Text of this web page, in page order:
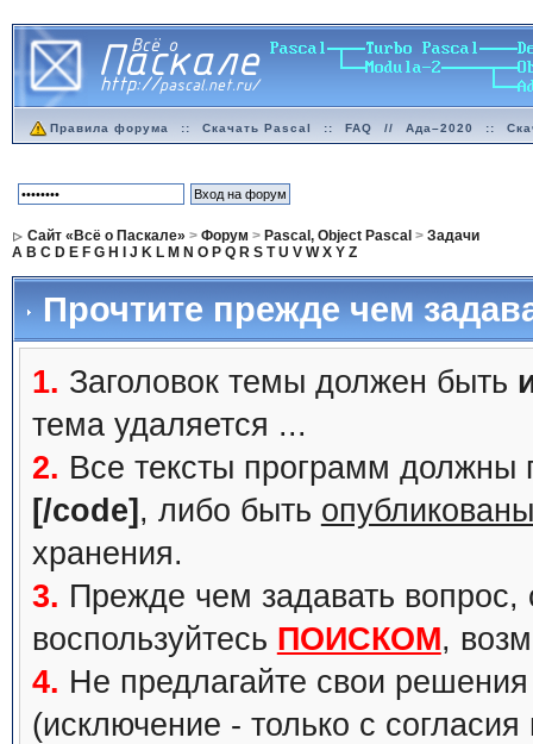
Правила форума :: Скачать Pascal :: FAQ // Ада–2020 ::
Сайт «Всё о Паскале» > Форум > Pascal, Object Pascal > Задачи
A B C D E F G H J K L M N O P Q R S T U V W X Y Z
Прочтите прежде чем
1. Заголовок темы должен быть
тема удаляется ...
2. Все тексты программ должны
[/code] , либо быть
хранения.
3. Прежде чем задавать вопрос,
воспользуйтесь ПОИСКОМ,
4. Не предлагайте свои
(исключение - только с